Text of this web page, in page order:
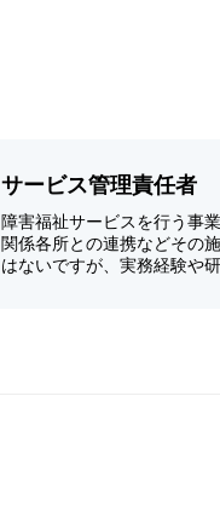
サービス管理責任者
障害福祉サービスを行う事
関係各所との連携などその
はないですが、実務経験や